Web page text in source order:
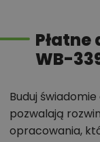
WB-
Buduj
pozwalają
opracowania,